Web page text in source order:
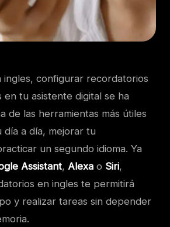
ingles, configurar recordatorios
en tu asistente digital se ha
de las herramientas más útiles
día a día, mejorar tu
un segundo idioma. Ya
Assistant, Alexa o Siri,
en ingles te permitirá
y realizar tareas sin depender